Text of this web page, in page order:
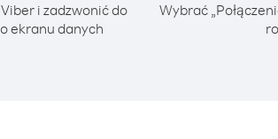
i zadzwonić do
ekranu danych
Wybrać